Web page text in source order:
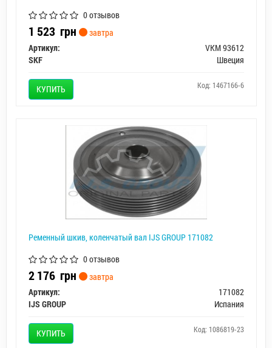
0 отзывов
1 523 грн
завтра
Артикул:
VKM 93612
SKF
Швеция
КУПИТЬ Код: 1467166-6
Ременный шкив, коленчатый вал IJS GROUP 171082
0 отзывов
2 176 грн
завтра
Артикул:
171082
IJS GROUP
Испания
КУПИТЬ Код: 1086819-23